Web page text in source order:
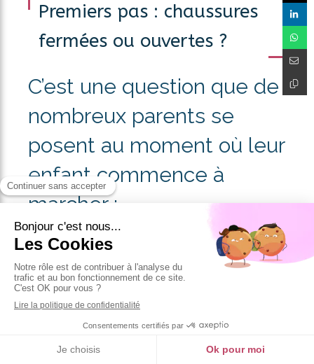
Premiers pas : chaussures
fermées ou ouvertes ?
C’est une question que de
nombreux parents se
posent au moment où leur
enfant commence à
marcher :
Peut-on chausser un bébé
avec des sandales
ouvertes dès les premiers
✅ La réponse est : OUI…